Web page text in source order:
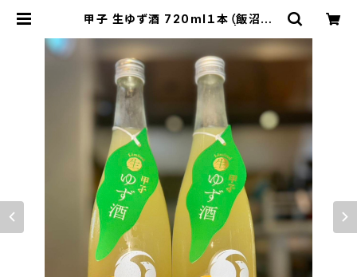
甲子 生ゆず酒 720ml１本（飯沼本
E公式】福原酒店｜創業1928年・広島
の日本酒・限定酒を全国通販